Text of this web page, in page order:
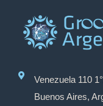
Venezuela 110
Buenos Aires,